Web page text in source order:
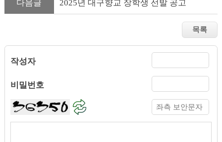
다음글 2025년 대구향교 장학생 선발 공고
작성자
비밀번호